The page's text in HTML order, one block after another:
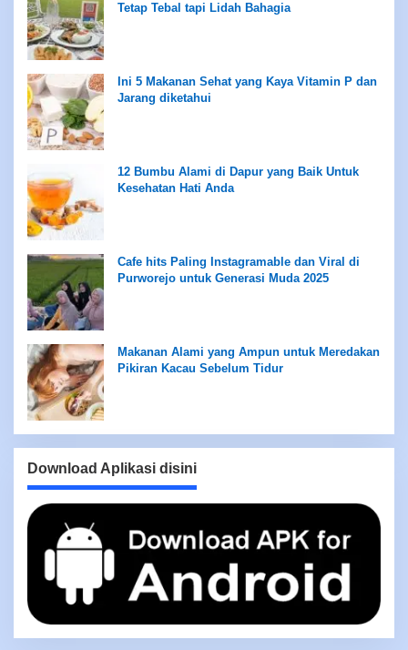
Tetap Tebal tapi Lidah Bahagia
Ini 5 Makanan Sehat yang Kaya Vitamin P dan
Jarang diketahui
12 Bumbu Alami di Dapur yang Baik Untuk
Kesehatan Hati Anda
Cafe hits Paling Instagramable dan Viral di
Purworejo untuk Generasi Muda 2025
Makanan Alami yang Ampun untuk Meredakan
Pikiran Kacau Sebelum Tidur
Download Aplikasi disini